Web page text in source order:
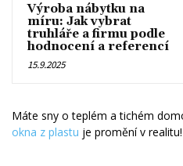
Výroba nábytku na
míru: Jak vybrat
truhláře a firmu podle
hodnocení a referencí
15.9.2025
Máte sny o teplém a tichém
okna z plastu je promění v realitu!